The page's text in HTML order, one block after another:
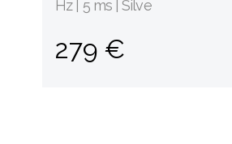
Hz | 5 ms | Silve
279 €